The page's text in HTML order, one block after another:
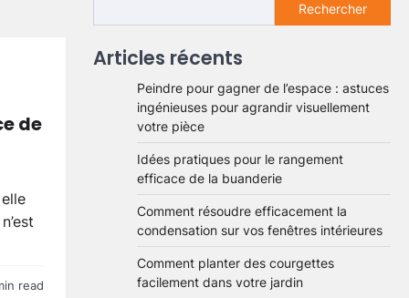
de
read
Rechercher
Articles récents
Peindre pour gagner de l’espace : astuces
ingénieuses pour agrandir visuellement
votre pièce
Idées pratiques pour le rangement
efficace de la buanderie
Comment résoudre efficacement la
condensation sur vos fenêtres intérieures
Comment planter des courgettes
facilement dans votre jardin